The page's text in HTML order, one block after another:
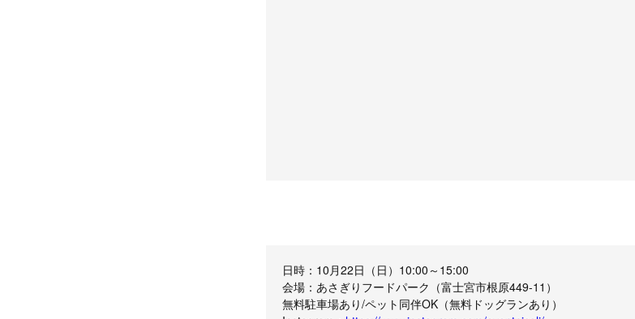
日時：10月22日（日）10:00～15:00
会場：あさぎりフードパーク（富士宮市根原449-11）
無料駐車場あり/ペット同伴OK（無料ドッグランあり）